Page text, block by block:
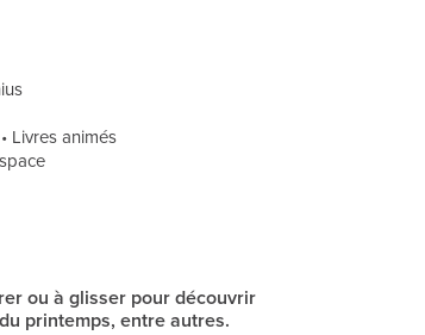
Livres animés
ou à glisser pour découvrir
printemps, entre autres.